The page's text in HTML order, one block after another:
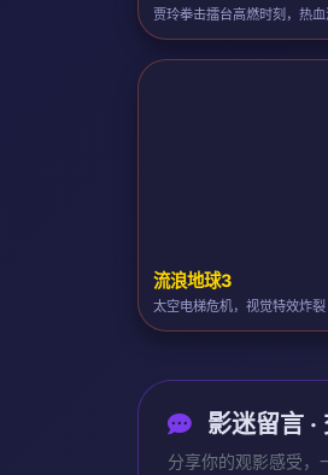
贾玲拳击擂台高燃时刻，热血
流浪地球3
太空电梯危机，视觉特效炸裂
影迷留言 ·
分享你的观影感受，